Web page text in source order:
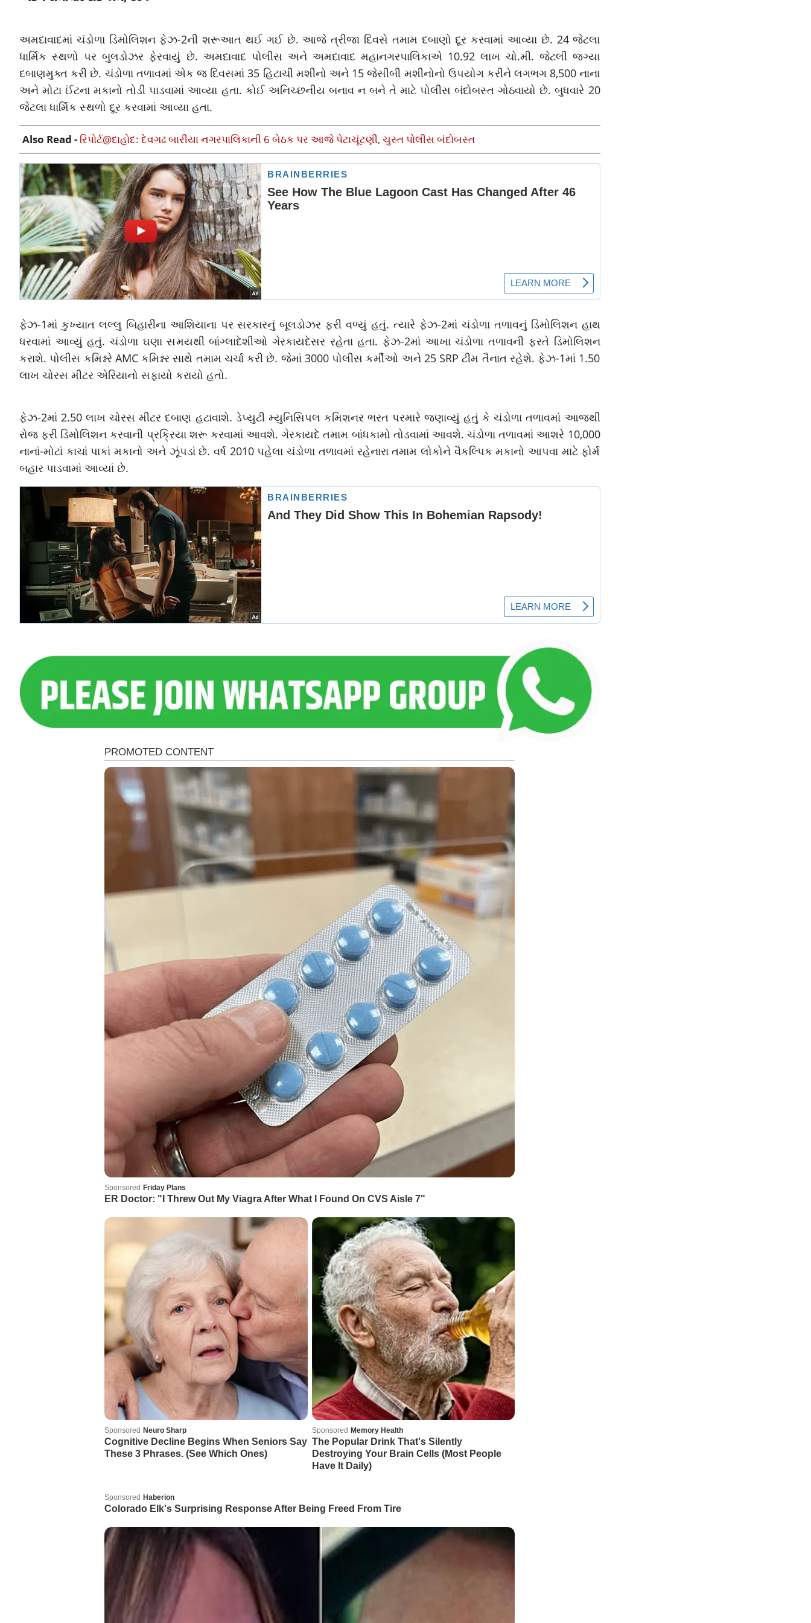
અમદાવાદમાં ચંડોળા ડિમોલિશન ફેઝ-2ની શરૂઆત થઈ ગઈ છે. આજે ત્રીજા દિવસે તમામ દબાણો દૂર કરવામાં આવ્યા છે. 24 જેટલા
ધાર્મિક સ્થળો પર બુલડોઝર ફેરવાયું છે. અમદાવાદ પોલીસ અને અમદાવાદ મહાનગરપાલિકાએ 10.92 લાખ ચો.મી. જેટલી જગ્યા
દબાણમુક્ત કરી છે. ચંડોળા તળાવમાં એક જ દિવસમાં 35 હિટાચી મશીનો અને 15 જેસીબી મશીનોનો ઉપયોગ કરીને લગભગ 8,500 નાના
અને મોટા ઈંટના મકાનો તોડી પાડવામાં આવ્યા હતા. કોઈ અનિચ્છનીય બનાવ ન બને તે માટે પોલીસ બંદોબસ્ત ગોઠવાયો છે. બુધવારે 20
જેટલા ધાર્મિક સ્થળો દૂર કરવામાં આવ્યા હતા.
Also Read - રિપોર્ટ@દાહોદ: દેવગઢ બારીયા નગરપાલિકાની 6 બેઠક પર આજે પેટાચૂંટણી, ચુસ્ત પોલીસ બંદોબસ્ત
ફેઝ-1માં કુખ્યાત લલ્લુ બિહારીના આશિયાના પર સરકારનું બૂલડોઝર ફરી વળ્યું હતું. ત્યારે ફેઝ-2માં ચંડોળા તળાવનું ડિમોલિશન હાથ
ધરવામાં આવ્યું હતું. ચંડોળા ઘણા સમયથી બાંગ્લાદેશીઓ ગેરકાયદેસર રહેતા હતા. ફેઝ-2માં આખા ચંડોળા તળાવની ફરતે ડિમોલિશન
કરાશે. પોલીસ કમિશ્નરે AMC કમિશ્નર સાથે તમામ ચર્ચા કરી છે. જેમાં 3000 પોલીસ કર્મીઓ અને 25 SRP ટીમ તૈનાત રહેશે. ફેઝ-1માં 1.50
લાખ ચોરસ મીટર એરિયાનો સફાયો કરાયો હતો.
ફેઝ-2માં 2.50 લાખ ચોરસ મીટર દબાણ હટાવાશે. ડેપ્યુટી મ્યુનિસિપલ કમિશનર ભરત પરમારે જણાવ્યું હતું કે ચંડોળા તળાવમાં આજથી
રોજ ફરી ડિમોલિશન કરવાની પ્રક્રિયા શરૂ કરવામાં આવશે. ગેરકાયદે તમામ બાંધકામો તોડવામાં આવશે. ચંડોળા તળાવમાં આશરે 10,000
નાનાં-મોટાં કાચાં પાકાં મકાનો અને ઝૂંપડાં છે. વર્ષ 2010 પહેલા ચંડોળા તળાવમાં રહેનારા તમામ લોકોને વૈકલ્પિક મકાનો આપવા માટે ફોર્મ
બહાર પાડવામાં આવ્યાં છે.